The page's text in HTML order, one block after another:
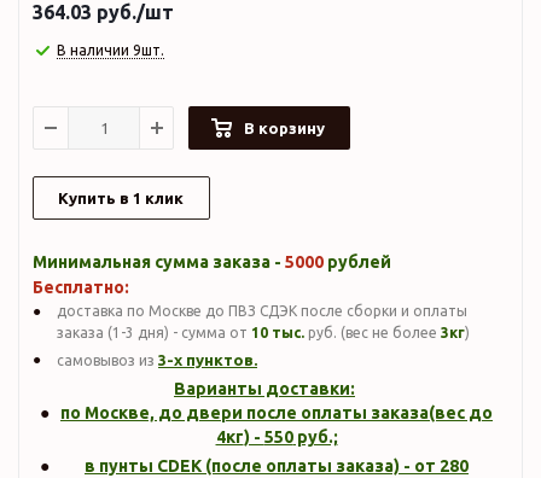
364.03 руб./шт
В наличии 9шт.
В корзину
Купить в 1 клик
Минимальная сумма заказа - 5000 рублей
Бесплатно:
доставка по Москве до ПВЗ СДЭК после сборки и оплаты
заказа (1-3 дня) - сумма от 10 тыс. руб. (вес не более 3кг)
самовывоз из 3-х пунктов.
Варианты доставки:
по Москве, до двери после оплаты заказа(вес до
4кг) - 550руб.;
в пунты CDEK (после оплаты заказа) - от 280